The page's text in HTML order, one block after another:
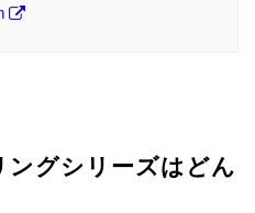
グシリーズはどん